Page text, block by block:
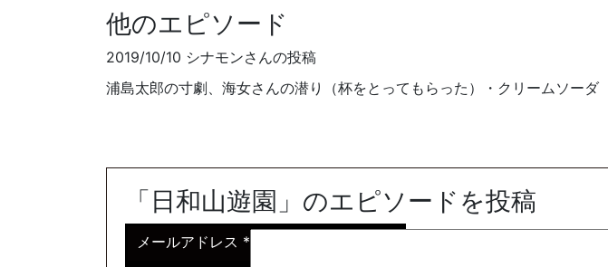
他のエピソード
2019/10/10 シナモンさんの投稿
浦島太郎の寸劇、海女さんの潜り（杯をとってもらった）・クリームソーダ
「日和山遊園」のエピソードを投稿
メールアドレス *